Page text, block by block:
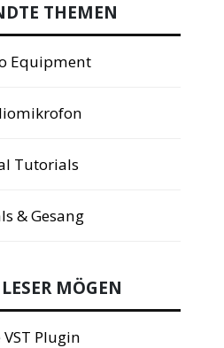
THEMEN
Equipment
Tutorials
& Gesang
MÖGEN
VST Plugin